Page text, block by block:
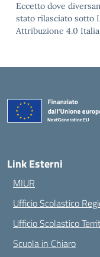
Eccetto dove
stato rilasciato sotto
Attribuzione 4.0
Link Esterni
MIUR
Ufficio Scolastico
Ufficio Scolastico
Scuola in Chiaro